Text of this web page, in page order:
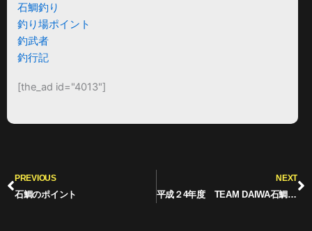
石鯛釣り
釣り場ポイント
釣武者
釣行記
[the_ad id="4013"]
Prev
PREVIOUS
石鯛のポイント
NEXT
平成２4年度 TEAM DAIWA石鯛 年間魚拓大会結果